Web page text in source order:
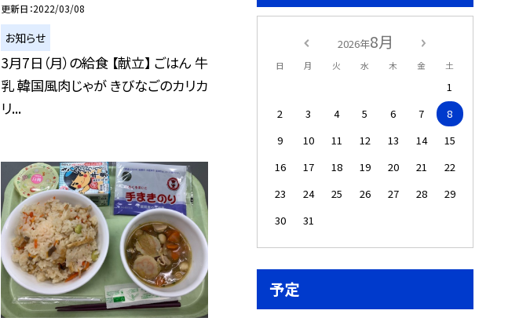
更新日 2022/03/08
お知らせ
3月7日（月）の給食 【献立】 ごはん 牛
乳 韓国風肉じゃが きびなごのカリカ
リ...
2026年8月
日 月 火 水 木 金 土
1
2
3 4 5 6 7
8
9
10 11 12 13 14
15
16
17 18 19 20 21
22
23
24 25 26 27 28
29
30
31
予定